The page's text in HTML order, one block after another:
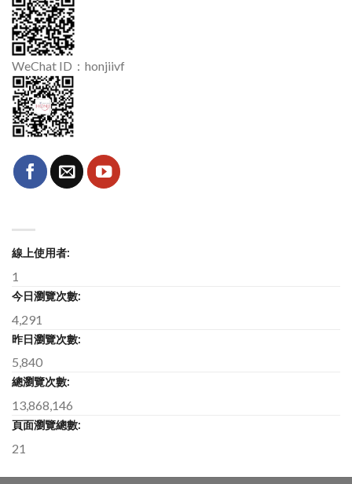
WeChat ID：honjiivf
線上使用者:
1
今日瀏覽次數:
4,291
昨日瀏覽次數:
5,840
總瀏覽次數:
13,868,146
頁面瀏覽總數:
21